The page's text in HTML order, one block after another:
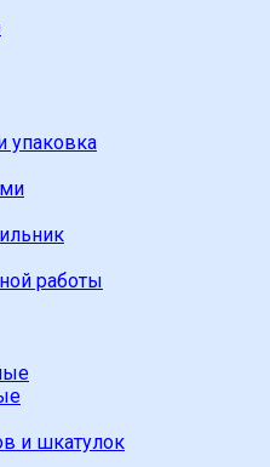
упаковка
работы
и шкатулок